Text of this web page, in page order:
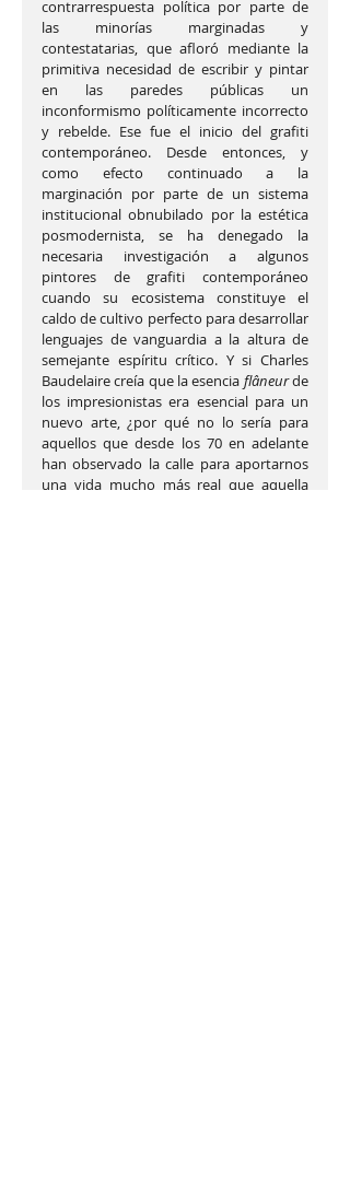
contrarrespuesta política por parte de
las minorías marginadas y
contestatarias, que afloró mediante la
primitiva necesidad de escribir y pintar
en las paredes públicas un
inconformismo políticamente incorrecto
y rebelde. Ese fue el inicio del grafiti
contemporáneo. Desde entonces, y
como efecto continuado a la
marginación por parte de un sistema
institucional obnubilado por la estética
posmodernista, se ha denegado la
necesaria investigación a algunos
pintores de grafiti contemporáneo
cuando su ecosistema constituye el
caldo de cultivo perfecto para desarrollar
lenguajes de vanguardia a la altura de
semejante espíritu crítico. Y si Charles
Baudelaire creía que la esencia flâneur de
los impresionistas era esencial para un
nuevo arte, ¿por qué no lo sería para
aquellos que desde los 70 en adelante
han observado la calle para aportarnos
una vida mucho más real que aquella